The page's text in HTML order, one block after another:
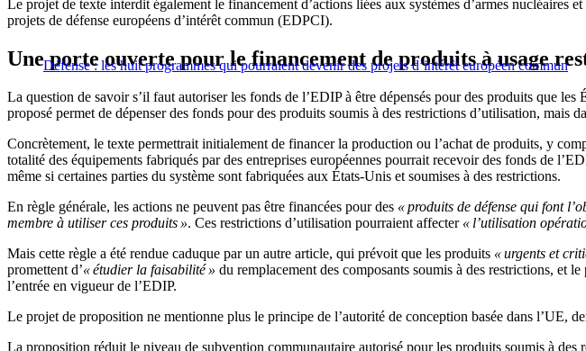
Le projet de texte interdit également le financement d’actions liées aux systèmes d’armes
projets de défense européens d’intérêt commun (EDPCI).
Défense : les huit programmes qui pourraient devenir des projets d’intérêt européen commun
Une porte ouverte pour le financement de produits à usage
La question de savoir s’il faut autoriser les fonds de l’EDIP à être dépensés pour des produits que
proposé permet de dépenser des fonds pour des produits soumis à des restrictions d’utilisation, mais
Concrètement, le texte permettrait initialement de financer la production ou l’achat de produits, y
totalité des équipements fabriqués par des entreprises européennes pourrait recevoir des fonds de
même si certaines parties du système sont fabriquées aux États-Unis et soumises à des restrictions.
En règle générale, les actions ne peuvent pas être financées pour des « produits de défense qui font
membre à utiliser ces produits ». Ces restrictions d’utilisation pourraient affecter« l’utilisation
Mais cette règle a été rendue caduque par un autre article, qui prévoit que les produits « urgents et
promettent d’« étudier la faisabilité » du remplacement des composants soumis à des restrictions, et
l’entrée en vigueur de l’EDIP.
Le projet de proposition ne mentionne plus le principe de l’autorité de conception basée dans l’UE,
La proposition réduit le niveau de subvention communautaire autorisé pour les produits soumis à